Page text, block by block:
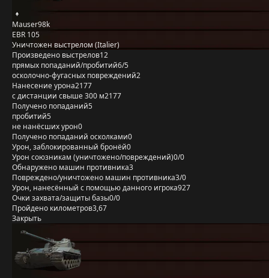
Mauser98k
EBR 105
Уничтожен выстрелом (Italier)
Произведено выстрелов12
прямых попаданий/пробитий6/5
осколочно-фугасных повреждений2
Нанесение урона2177
с дистанции свыше 300 м2177
Получено попаданий5
пробитий5
не нанёсших урон0
Получено попаданий осколками0
Урон, заблокированный бронёй0
Урон союзникам (уничтожено/повреждений)0/0
Обнаружено машин противника3
Повреждено/уничтожено машин противника3/0
Урон, нанесённый с помощью данного игрока927
Очки захвата/защиты базы0/0
Пройдено километров3,67
Закрыть